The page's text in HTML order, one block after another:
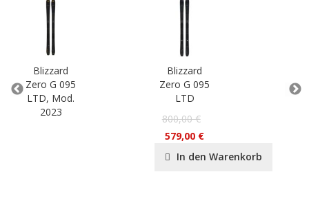
Blizzard
Zero G 095
LTD, Mod.
2023
Blizzard
Zero G 095
LTD
800,00 €
579,00 €
In den Warenkorb